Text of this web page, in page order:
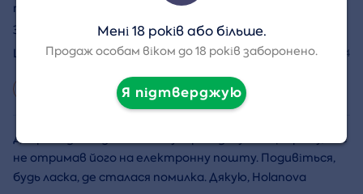
підтвердженням замовлення, чи все гаразд з моїм
замовленням? Дякую
21. 12. 2024
Lukáš Kotek
Доброго дня. Я замовив ваучер на дегустацію рому, але
не отримав його на електронну пошту. Подивіться,
будь ласка, де сталася помилка. Дякую, Holanova
Мені 18 років або більше.
Продаж особам віком до 18 років заборонено.
Я підтверджую